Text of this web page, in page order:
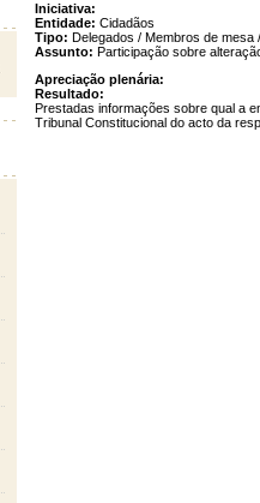
Iniciativa:
Entidade: Cidadãos
Tipo: Delegados / Membros de mesa
Assunto: Participação sobre
Apreciação plenária:
Resultado:
Prestadas informações sobre qual a
Tribunal Constitucional do acto da